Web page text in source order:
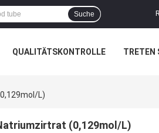
Suche
QUALITÄTSKONTROLLE TRETEN
L)
(0,129mol/L)